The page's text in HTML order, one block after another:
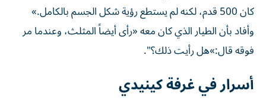
كان 500 قدم، لكنه لم يستطع رؤية شكل الجسم بالكامل.»
وأفاد بأن الطيار الذي كان معه «رأى أيضاً المثلث، وعندما مر
فوقه قال:»هل رأيت ذلك؟".
أسرار في غرفة كينيدي